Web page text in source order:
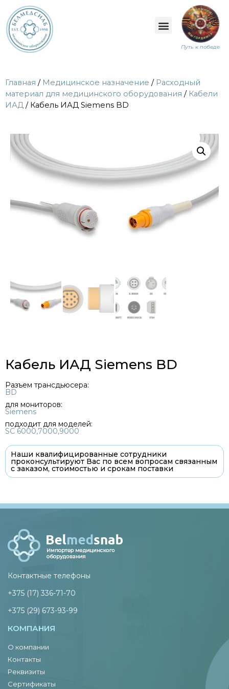
Путь к победе
Главная / Медицинское назначение / Расходный
материал для медицинского оборудования / Кабели
ИАД / Кабель ИАД Siemens BD
Кабель ИАД Siemens BD
Разъем трансдьюсера:
BD
для мониторов:
Siemens
подходит для моделей:
SC 6000,7000,9000
Наши квалифицированные сотрудники
проконсультируют Вас по всем вопросам связанным
с заказом, стоимостью и срокам поставки
Контактные телефоны
+375 (17) 336-71-70
+375 (29) 673-93-99
КОМПАНИЯ
О компании
Контакты
Реквизиты
Сертификаты